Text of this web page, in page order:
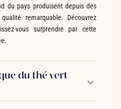
du pays produisent depuis des
remarquable. Découvrez
vous surprendre par cette
du thé vert